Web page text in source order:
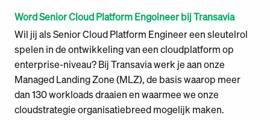
Word Senior Cloud Platform Engoineerbij Transavia
Wil jij als Senior Cloud Platform Engineer een sleutelrol
spelen in de ontwikkeling van een cloudplatform op
enterprise-niveau? Bij Transavia werk je aan onze
Managed Landing Zone (MLZ), de basis waarop meer
dan 130 workloads draaien en waarmee we onze
cloudstrategie organisatiebreed mogelijk maken.